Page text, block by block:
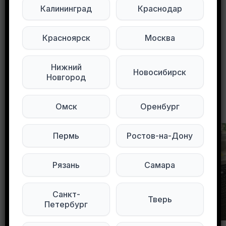
Мы в Max Мы в Telegram
0 0 65 просмотров
Другие объявления в этом городе
Калининград Краснодар
Красноярск Москва
Нижний
Новгород
Новосибирск
Омск Оренбург
Пермь Ростов-на-Дону
Рязань Самара
Санкт-
Петербург
Тверь